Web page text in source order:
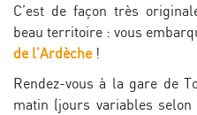
C’est de façon très
beau territoire : vous
de l’Ardèche !
Rendez-vous à la gare de
matin (jours variables